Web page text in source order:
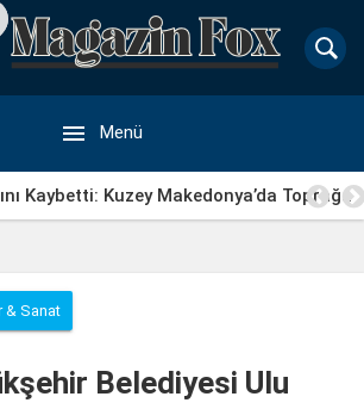
 Menü
Kaybetti: Kuzey Makedonya’da Toprağa
& Sanat
Belediyesi Ulu